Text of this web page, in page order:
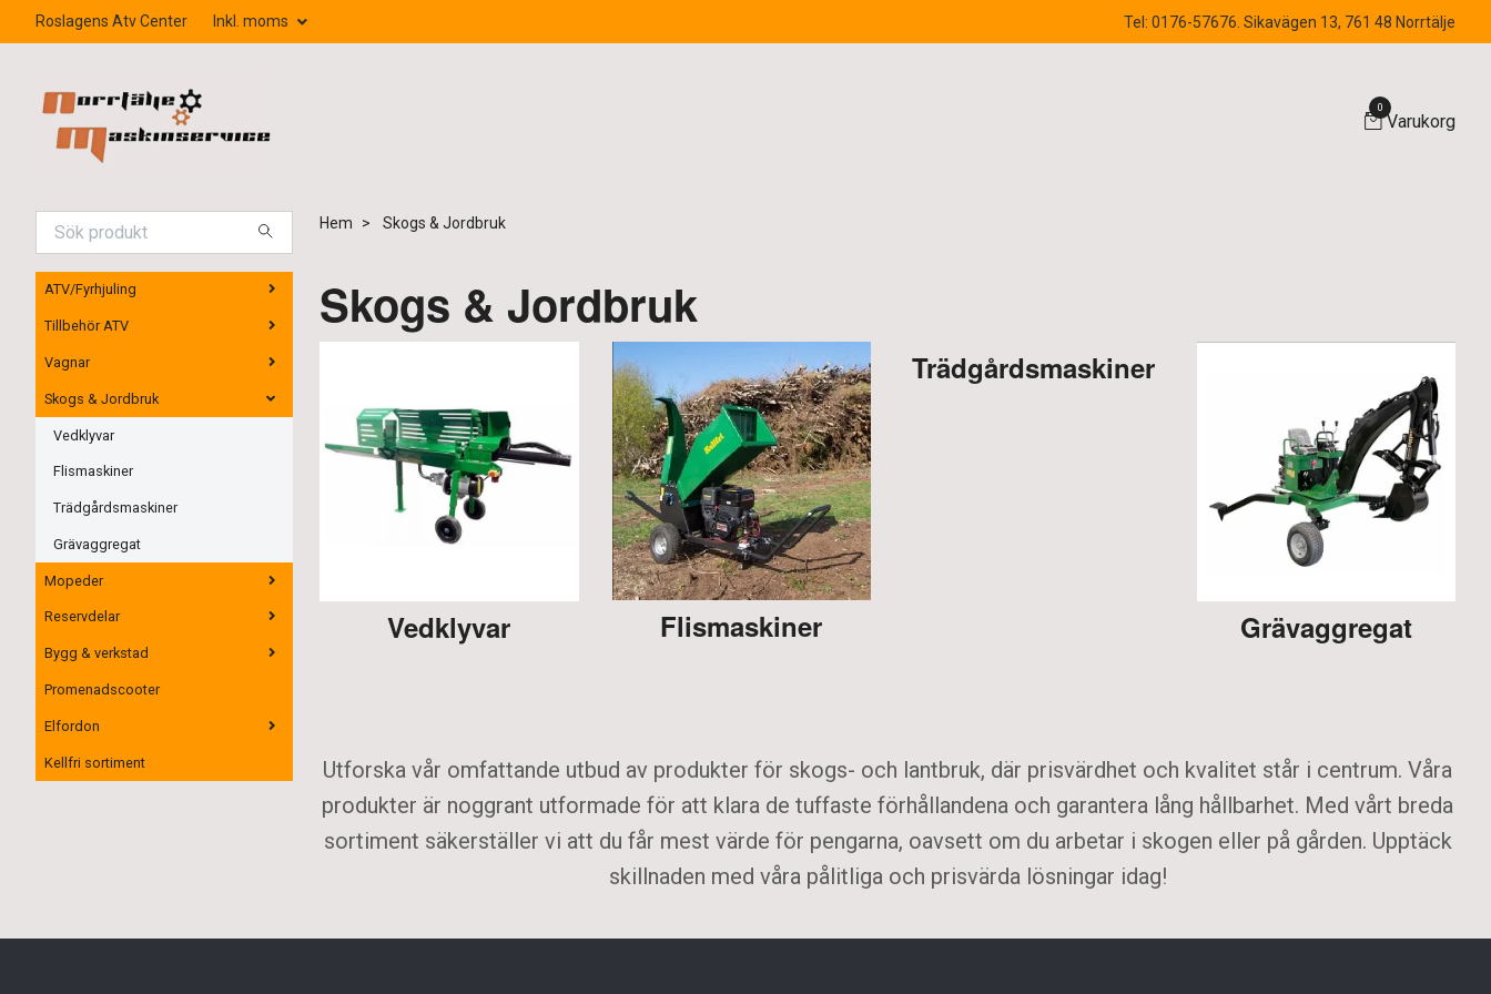
Roslagens Atv Center Inkl. moms Tel: 0176-57676. Sikavägen 13, 761 48 Norrtälje
0
Varukorg
ATV/Fyrhjuling
Tillbehör ATV
Vagnar
Skogs & Jordbruk
Vedklyvar
Flismaskiner
Trädgårdsmaskiner
Grävaggregat
Mopeder
Reservdelar
Bygg & verkstad
Promenadscooter
Elfordon
Kellfri sortiment
Hem Skogs & Jordbruk
Skogs & Jordbruk
Vedklyvar Flismaskiner
Trädgårdsmaskiner
Grävaggregat
Utforska vår omfattande utbud av produkter för skogs- och lantbruk, där prisvärdhet och kvalitet står i centrum. Våra
produkter är noggrant utformade för att klara de tuffaste förhållandena och garantera lång hållbarhet. Med vårt breda
sortiment säkerställer vi att du får mest värde för pengarna, oavsett om du arbetar i skogen eller på gården. Upptäck
skillnaden med våra pålitliga och prisvärda lösningar idag!